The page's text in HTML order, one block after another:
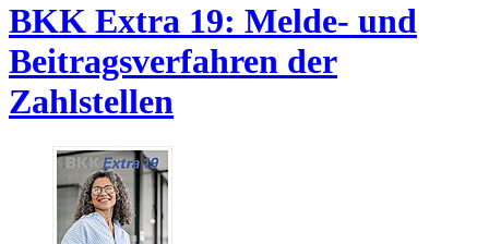
BKK Extra 19: Melde- und
Beitragsverfahren der
Zahlstellen